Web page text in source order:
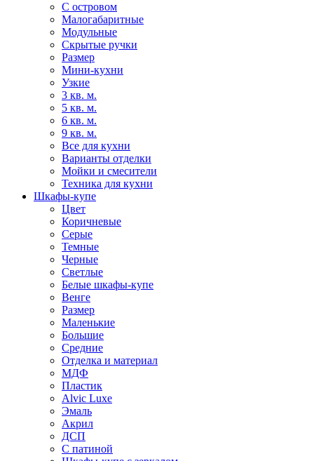
С островом
Малогабаритные
Модульные
Скрытые ручки
Размер
Мини-кухни
Узкие
3 кв. м.
5 кв. м.
6 кв. м.
9 кв. м.
Все для кухни
Варианты отделки
Мойки и смесители
Техника для кухни
Шкафы-купе
Цвет
Коричневые
Серые
Темные
Черные
Светлые
Белые шкафы-купе
Венге
Размер
Маленькие
Большие
Средние
Отделка и материал
МДФ
Пластик
Alvic Luxe
Эмаль
Акрил
ДСП
С патиной